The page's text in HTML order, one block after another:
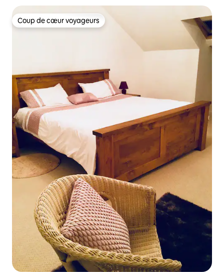
Coup de cœur voyageurs
Coup de cœur voyageurs